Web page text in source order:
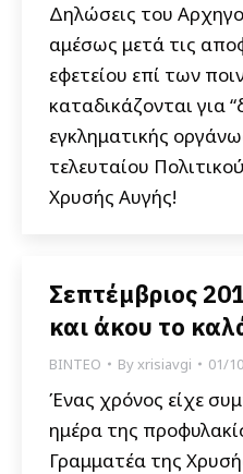
Δηλώσεις του
αμέσως μετά τις
εφετείου επί των
καταδικάζονται για
εγκληματικής
τελευταίου
Χρυσής Αυγής!
Σεπτέμβριος
και άκου το
ΒΙΝΤΕΟ Byxrisiavgi 01/
Ένας χρόνος είχε
ημέρα της
Γραμματέα της